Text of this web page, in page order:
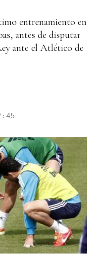
entrenamiento en
antes de disputar
ante el Atlético de